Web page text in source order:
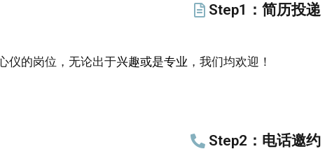
Step1：简历投递
仪的岗位，无论出于兴趣或是专业 ，我们均欢迎！
Step2：电话邀约